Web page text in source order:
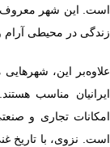
است. این شهر معروف
زندگی در محیطی آرام
علاوه‌بر این،
ایرانیان مناسب
امکانات تجاری و
است. نزوی، با تاریخ